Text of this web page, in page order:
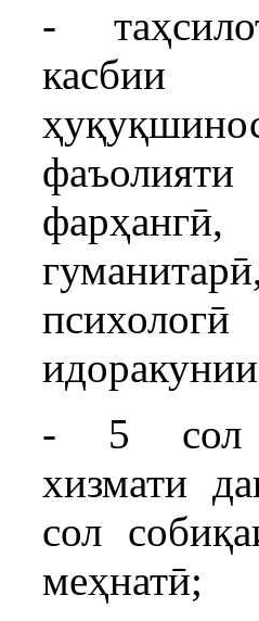
-
- 5 сол
хизмати
сол
меҳнатӣ;